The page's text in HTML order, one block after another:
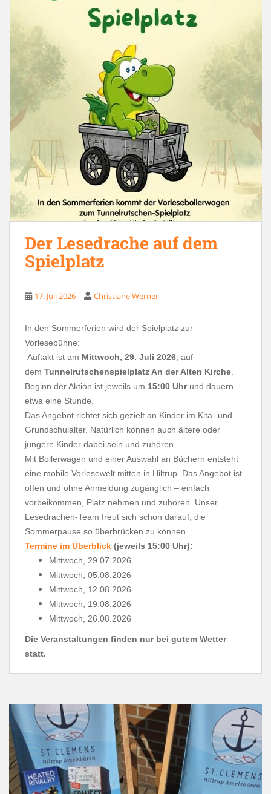
Der Lesedrache auf dem
Spielplatz
17. Juli 2026 Christiane Werner
In den Sommerferien wird der Spielplatz zur
Vorlesebühne:
Auftakt ist am Mittwoch, 29. Juli 2026 , auf
dem Tunnelrutschenspielplatz An der Alten Kirche
Beginn der Aktion ist jeweils um 15:00 Uhrund dauern
etwa eine Stunde.
Das Angebot richtet sich gezielt an Kinder im Kita- und
Grundschulalter. Natürlich können auch ältere oder
jüngere Kinder dabei sein und zuhören.
Mit Bollerwagen und einer Auswahl an Büchern entsteht
eine mobile Vorlesewelt mitten in Hiltrup. Das Angebot ist
offen und ohne Anmeldung zugänglich – einfach
vorbeikommen, Platz nehmen und zuhören. Unser
Lesedrachen-Team freut sich schon darauf, die
Sommerpause so überbrücken zu können.
Termine im Überblick (jeweils 15:00 Uhr):
Mittwoch, 29.07.2026
Mittwoch, 05.08.2026
Mittwoch, 12.08.2026
Mittwoch, 19.08.2026
Mittwoch, 26.08.2026
Die Veranstaltungen finden nur bei gutem Wetter
statt.